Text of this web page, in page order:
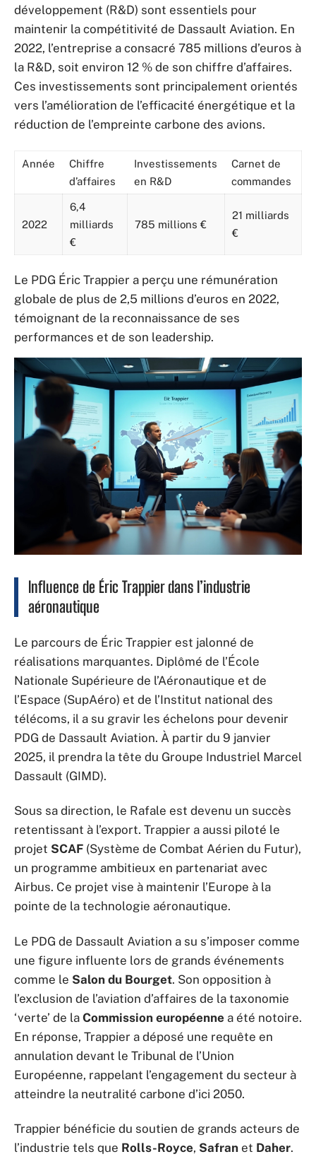
développement (R&D) sont essentiels pour
maintenir la compétitivité de Dassault Aviation. En
2022, l’entreprise a consacré 785 millions d’euros à
la R&D, soit environ 12 % de son chiffre d’affaires.
Ces investissements sont principalement orientés
vers l’amélioration de l’efficacité énergétique et la
réduction de l’empreinte carbone des avions.
Année
Chiffre
d’affaires
Investissements
en R&D
Carnet de
commandes
2022
6,4
milliards
€
785 millions €
21 milliards
€
Le PDG Éric Trappier a perçu une rémunération
globale de plus de 2,5 millions d’euros en 2022,
témoignant de la reconnaissance de ses
performances et de son leadership.
Influence de Éric Trappier dans l’industrie
aéronautique
Le parcours de Éric Trappier est jalonné de
réalisations marquantes. Diplômé de l’École
Nationale Supérieure de l’Aéronautique et de
l’Espace (SupAéro) et de l’Institut national des
télécoms, il a su gravir les échelons pour devenir
PDG de Dassault Aviation. À partir du 9 janvier
2025, il prendra la tête du Groupe Industriel Marcel
Dassault (GIMD).
Sous sa direction, le Rafale est devenu un succès
retentissant à l’export. Trappier a aussi piloté le
projet SCAF (Système de Combat Aérien du Futur),
un programme ambitieux en partenariat avec
Airbus. Ce projet vise à maintenir l’Europe à la
pointe de la technologie aéronautique.
Le PDG de Dassault Aviation a su s’imposer comme
une figure influente lors de grands événements
comme le Salon du Bourget. Son opposition à
l’exclusion de l’aviation d’affaires de la taxonomie
‘verte’ de la Commission européenne a été notoire.
En réponse, Trappier a déposé une requête en
annulation devant le Tribunal de l’Union
Européenne, rappelant l’engagement du secteur à
atteindre la neutralité carbone d’ici 2050.
Trappier bénéficie du soutien de grands acteurs de
l’industrie tels que Rolls-Royce, Safran et Daher.